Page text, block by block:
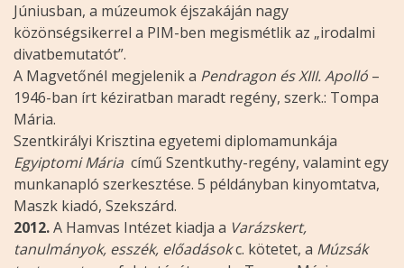
Júniusban, a múzeumok éjszakáján nagy
közönségsikerrel a PIM-ben megismétlik az „irodalmi
divatbemutatót”.
A Magvetőnél megjelenik a Pendragon és XIII. Apolló –
1946-ban írt kéziratban maradt regény, szerk.: Tompa
Mária.
Szentkirályi Krisztina egyetemi diplomamunkája
Egyiptomi Mária című Szentkuthy-regény, valamint egy
munkanapló szerkesztése. 5 példányban kinyomtatva,
Maszk kiadó, Szekszárd.
2012.A Hamvas Intézet kiadja a Varázskert,
tanulmányok, esszék, előadásokc. kötetet, a Múzsák